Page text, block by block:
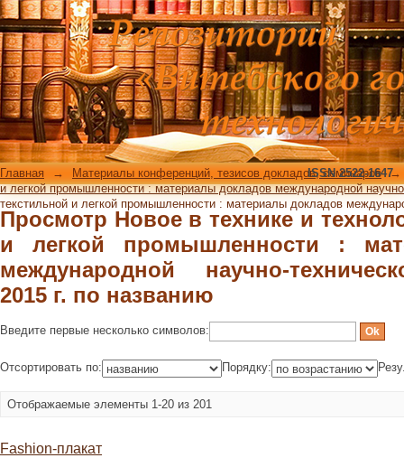
Просмотр Новое в технике и
промышленности : материалы
конференции, 2015 г. по названию
Главная → Материалы конференций, тезисов докладов, семинаров →
и легкой промышленности : материалы докладов международной
текстильной и легкой промышленности : материалы докладов
ISSN 2522-1647
Просмотр Новое в технике и
и легкой промышленности :
международной научно-
2015 г. по названию
Введите первые несколько символов:
Отсортировать по: Порядку:
Отображаемые элементы 1-20 из 201
Fashion-плакат